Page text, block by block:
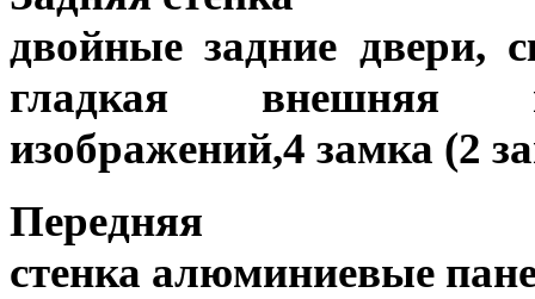
двойные задние двери,
гладкая внешняя
изображений,4 замка (2
Передняя
стенка алюминиевые